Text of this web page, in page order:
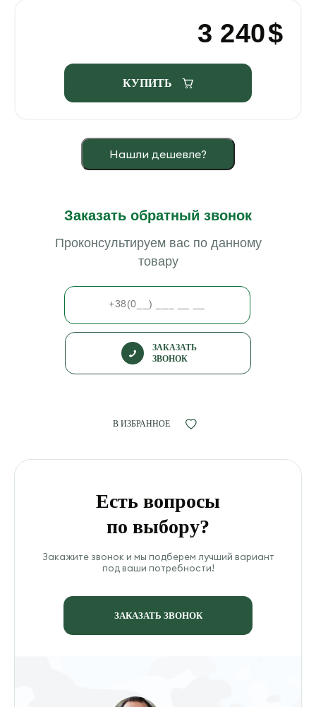
3 240$
КУПИТЬ
Нашли дешевле?
Заказать обратный звонок
Проконсультируем вас по данному
товару
ЗАКАЗАТЬ
ЗВОНОК
В ИЗБРАННОЕ
Есть вопросы
по выбору?
Закажите звонок и мы подберем лучший вариант
под ваши потребности!
ЗАКАЗАТЬ ЗВОНОК